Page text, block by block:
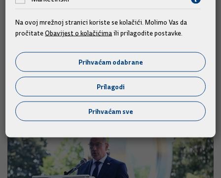
Izvor: Hina
Slične vijesti
Na ovoj mrežnoj stranici koriste se kolačići. Molimo Vas da
pročitateObavijest o kolačićima ili prilagodite postavke.
Prihvaćam odabrane
Prilagodi
Prihvaćam sve